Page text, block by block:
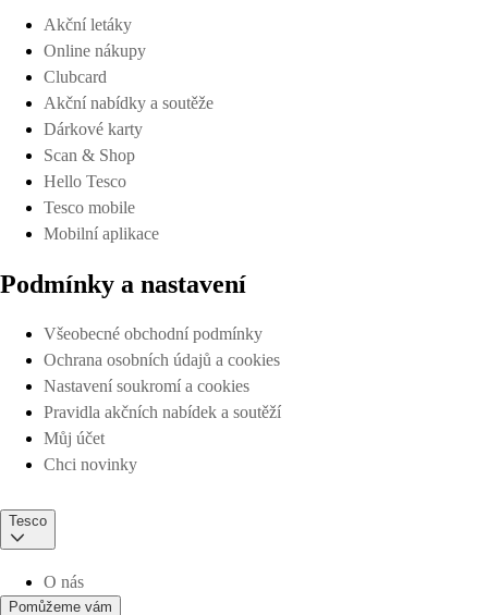
Akční letáky
Online nákupy
Clubcard
Akční nabídky a soutěže
Dárkové karty
Scan & Shop
Hello Tesco
Tesco mobile
Mobilní aplikace
Podmínky a nastavení
Všeobecné obchodní podmínky
Ochrana osobních údajů a cookies
Nastavení soukromí a cookies
Pravidla akčních nabídek a soutěží
Můj účet
Chci novinky
Tesco
O nás
Pomůžeme vám